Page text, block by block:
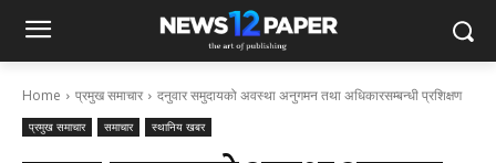
Home प्रमुख समाचार दनुवार समुदायको अवस्था अनुगमन तथा अधिकारसम्बन्धी प्रशिक्षण
प्रमुख समाचार समाचार स्थानिय खबर